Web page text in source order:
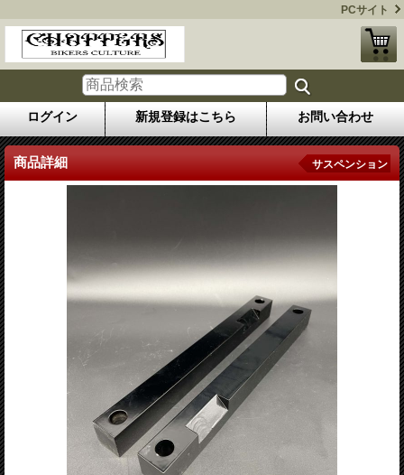
PCサイト
ログイン 新規登録はこちら お問い合わせ
商品詳細 サスペンション